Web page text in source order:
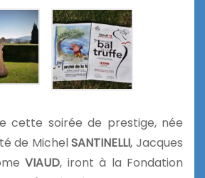
cette soirée de prestige, née
de MichelSANTINELLI, Jacques
VIAUD, iront à la Fondation